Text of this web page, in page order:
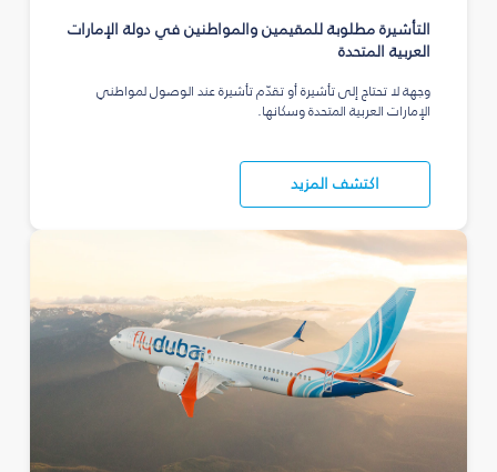
التأشيرة مطلوبة للمقيمين والمواطنين في دولة الإمارات
العربية المتحدة
وجهة لا تحتاج إلى تأشيرة أو تقدّم تأشيرة عند الوصول لمواطني
الإمارات العربية المتحدة وسكانها.
اكتشف المزيد